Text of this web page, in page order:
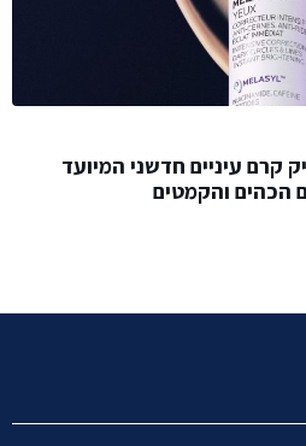
קרם עיניים חדשני המיועד
הכהים והקמטים